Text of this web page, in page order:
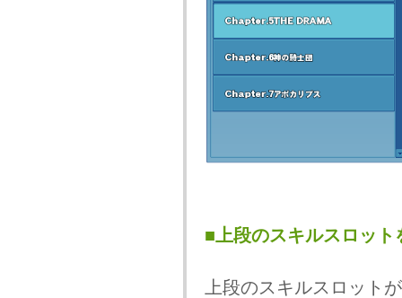
■上段のスキルスロット
上段のスキルスロット